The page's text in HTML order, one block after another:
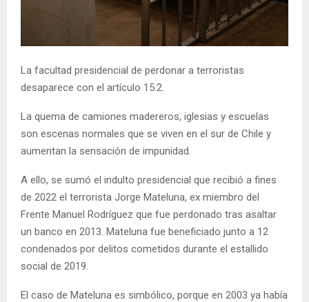
U
La facultad presidencial de perdonar a terroristas
desaparece con el artículo 15.2.
La quema de camiones madereros, iglesias y escuelas
son escenas normales que se viven en el sur de Chile y
aumentan la sensación de impunidad.
A ello, se sumó el indulto presidencial que recibió a fines
de 2022 el terrorista Jorge Mateluna, ex miembro del
Frente Manuel Rodríguez que fue perdonado tras asaltar
un banco en 2013. Mateluna fue beneficiado junto a 12
condenados por delitos cometidos durante el estallido
social de 2019.
El caso de Mateluna es simbólico, porque en 2003 ya había